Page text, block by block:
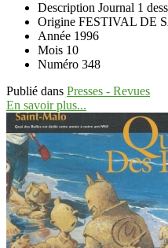
Description Journal 1
Origine FESTIVAL DE
Année 1996
Mois 10
Numéro 348
Publié dans Presses - Revues
En savoir plus...